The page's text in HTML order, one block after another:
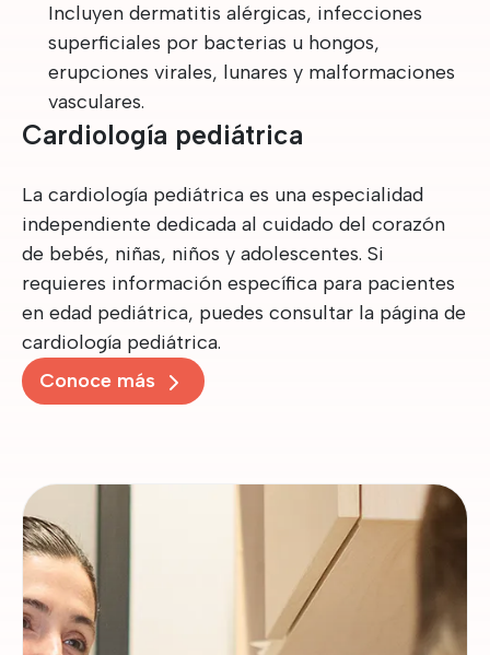
Incluyen dermatitis alérgicas, infecciones
superficiales por bacterias u hongos,
erupciones virales, lunares y malformaciones
vasculares.
Cardiología pediátrica
La cardiología pediátrica es una especialidad
independiente dedicada al cuidado del corazón
de bebés, niñas, niños y adolescentes. Si
requieres información específica para pacientes
en edad pediátrica, puedes consultar la página de
cardiología pediátrica.
Conoce más